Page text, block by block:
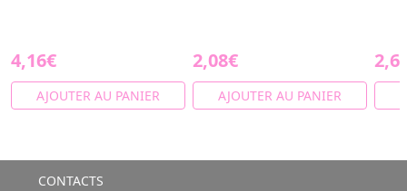
4,16€
AJOUTER AU PANIER
2,08€
AJOUTER AU PANIER
CONTACTS